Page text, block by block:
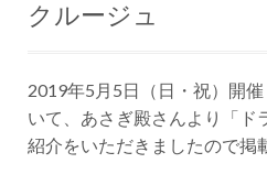
クルージュ
2019年5月5日（日・祝）開
いて、あさぎ殿さんより「ド
紹介をいただきましたので掲